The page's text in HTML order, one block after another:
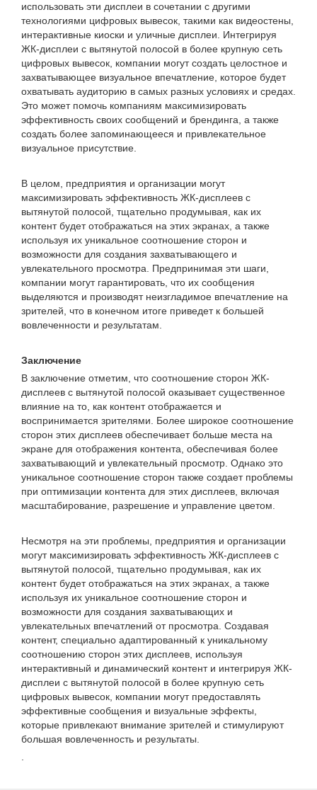
использовать эти дисплеи в сочетании с другими
технологиями цифровых вывесок, такими как видеостены,
интерактивные киоски и уличные дисплеи. Интегрируя
ЖК-дисплеи с вытянутой полосой в более крупную сеть
цифровых вывесок, компании могут создать целостное и
захватывающее визуальное впечатление, которое будет
охватывать аудиторию в самых разных условиях и средах.
Это может помочь компаниям максимизировать
эффективность своих сообщений и брендинга, а также
создать более запоминающееся и привлекательное
визуальное присутствие.
В целом, предприятия и организации могут
максимизировать эффективность ЖК-дисплеев с
вытянутой полосой, тщательно продумывая, как их
контент будет отображаться на этих экранах, а также
используя их уникальное соотношение сторон и
возможности для создания захватывающего и
увлекательного просмотра. Предпринимая эти шаги,
компании могут гарантировать, что их сообщения
выделяются и производят неизгладимое впечатление на
зрителей, что в конечном итоге приведет к большей
вовлеченности и результатам.
Заключение
В заключение отметим, что соотношение сторон ЖК-
дисплеев с вытянутой полосой оказывает существенное
влияние на то, как контент отображается и
воспринимается зрителями. Более широкое соотношение
сторон этих дисплеев обеспечивает больше места на
экране для отображения контента, обеспечивая более
захватывающий и увлекательный просмотр. Однако это
уникальное соотношение сторон также создает проблемы
при оптимизации контента для этих дисплеев, включая
масштабирование, разрешение и управление цветом.
Несмотря на эти проблемы, предприятия и организации
могут максимизировать эффективность ЖК-дисплеев с
вытянутой полосой, тщательно продумывая, как их
контент будет отображаться на этих экранах, а также
используя их уникальное соотношение сторон и
возможности для создания захватывающих и
увлекательных впечатлений от просмотра. Создавая
контент, специально адаптированный к уникальному
соотношению сторон этих дисплеев, используя
интерактивный и динамический контент и интегрируя ЖК-
дисплеи с вытянутой полосой в более крупную сеть
цифровых вывесок, компании могут предоставлять
эффективные сообщения и визуальные эффекты,
которые привлекают внимание зрителей и стимулируют
большая вовлеченность и результаты.